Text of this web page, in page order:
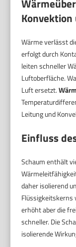
Wärme verlässt
erfolgt durch
leiten schneller
Luftoberfläche.
Luft ersetzt.
Leitung und
Einfluss
Schaum enthält
daher isolierend
Flüssigkeitskerns
erhöht aber die
schneller. Die
isolierende